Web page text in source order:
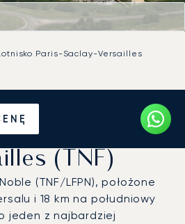
Paris-Saclay-Versailles
na
Paris-Saclay-
(TNF)
(TNF/LFPN), położone
i 18 km na południowy
jeden z najbardziej